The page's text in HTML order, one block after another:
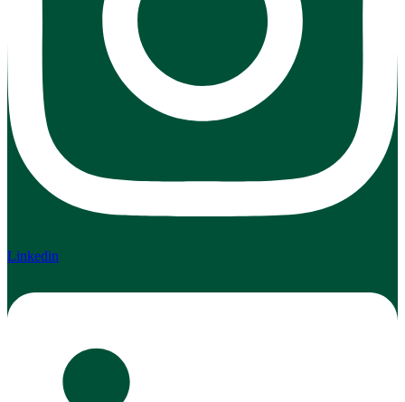
Linkedin